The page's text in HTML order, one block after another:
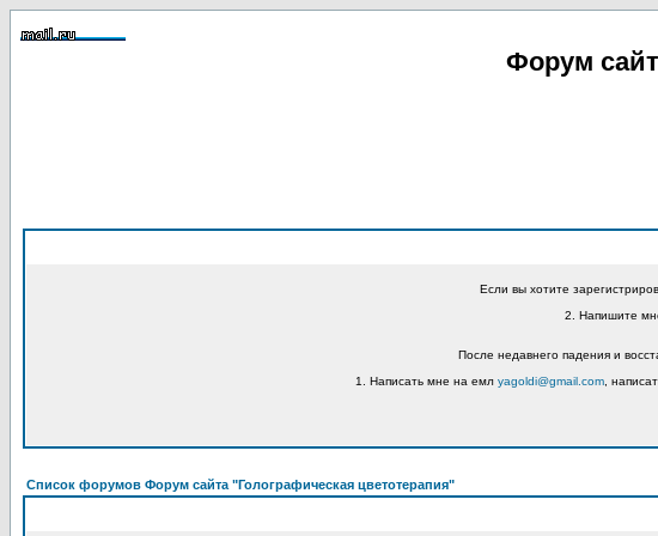
Форум
Если вы хотите
2. Напишите
После недавнего падения и
1. Написать мне на емл yagoldi@gmail.com ,
Список форумов Форум сайта "Голографическая цветотерапия"